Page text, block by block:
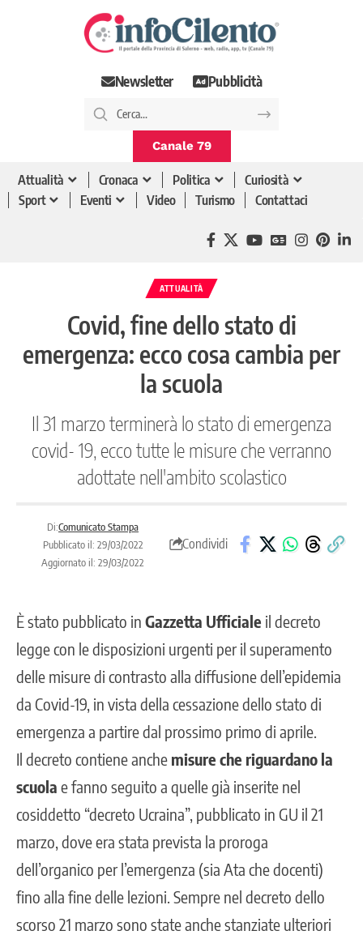
Newsletter Pubblicità
Canale 79
Attualità Cronaca Politica
Curiosità
Sport
Eventi Video Turismo Contattaci
ATTUALITÀ
Covid, fine dello stato di
emergenza: ecco cosa cambia per
la scuola
Il 31 marzo terminerà lo stato di emergenza
covid- 19, ecco tutte le misure che verranno
adottate nell'ambito scolastico
Di:Comunicato Stampa
Pubblicato il: 29/03/2022
Aggiornato il: 29/03/2022
Condividi
È stato pubblicato in Gazzetta Ufficiale il decreto
legge con le disposizioni urgenti per il superamento
delle misure di contrasto alla diffusione dell’epidemia
da Covid-19, in vista della cessazione dello stato di
emergenza a partire dal prossimo primo di aprile.
Il decreto contiene anche misure che riguardano la
scuola e fanno seguito a quelle già inserite nel
cosiddetto “decreto Ucraina”, pubblicato in GU il 21
marzo, dove era stata prevista la proroga
dell’organico per l’emergenza (sia Ata che docenti)
fino alla fine delle lezioni. Sempre nel decreto dello
scorso 21 marzo sono state anche stanziate ulteriori